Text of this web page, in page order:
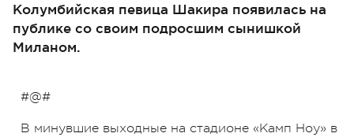
Колумбийская певица Шакира появилась на
публике со своим подросшим сынишкой
Миланом.
#@#
В минувшие выходные на стадионе «Камп Ноу» в